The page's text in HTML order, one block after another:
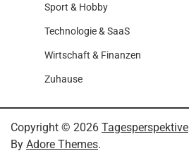
Sport & Hobby
Technologie & SaaS
Wirtschaft & Finanzen
Zuhause
Copyright © 2026 Tagesperspektive
By Adore Themes.